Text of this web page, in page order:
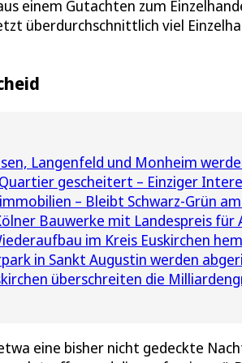
einem Gutachten zum
überdurchschnittlich viel
Langenfeld und Monheim
gescheitert – Einziger
– Bleibt Schwarz-Grün
Bauwerke mit Landespreis
im Kreis Euskirchen
in Sankt Augustin werden
überschreiten die
eine bisher nicht gedeckte